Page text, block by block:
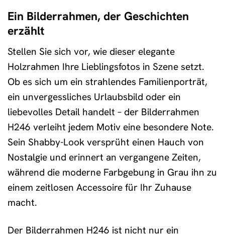
Ein Bilderrahmen, der Geschichten
erzählt
Stellen Sie sich vor, wie dieser elegante
Holzrahmen Ihre Lieblingsfotos in Szene setzt.
Ob es sich um ein strahlendes Familienporträt,
ein unvergessliches Urlaubsbild oder ein
liebevolles Detail handelt – der Bilderrahmen
H246 verleiht jedem Motiv eine besondere Note.
Sein Shabby-Look versprüht einen Hauch von
Nostalgie und erinnert an vergangene Zeiten,
während die moderne Farbgebung in Grau ihn zu
einem zeitlosen Accessoire für Ihr Zuhause
macht.
Der Bilderrahmen H246 ist nicht nur ein